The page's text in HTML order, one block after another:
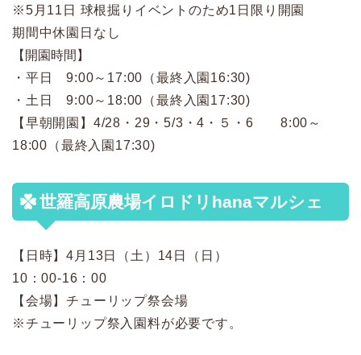
※5月11日 球根掘りイベントのため1日限り開園
期間中休園日なし
【開園時間】
・平日 9:00～17:00（最終入園16:30)
・土日 9:00～18:00（最終入園17:30)
【早朝開園】4/28・29・5/3・4・５・6 8:00～
18:00（最終入園17:30)
世羅高原農場イロドリhanaマルシェ
【日時】4月13日（土）14日（日）
10：00-16：00
【会場】チューリップ祭会場
※チューリップ祭入園料が必要です。